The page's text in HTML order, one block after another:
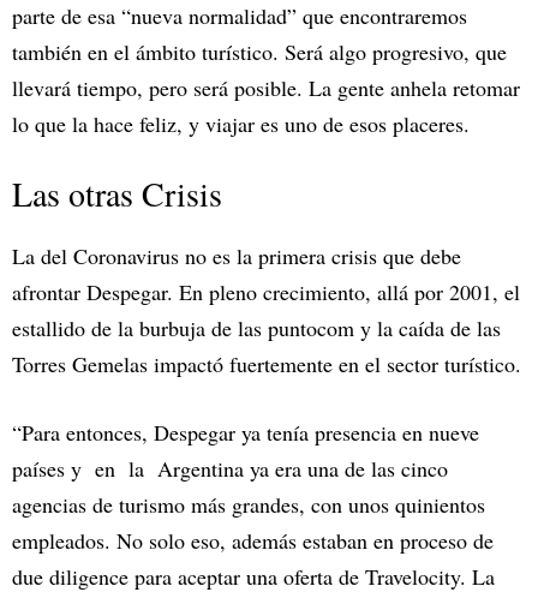
parte de esa “nueva normalidad” que encontraremos
también en el ámbito turístico. Será algo progresivo, que
llevará tiempo, pero será posible. La gente anhela retomar
lo que la hace feliz, y viajar es uno de esos placeres.
Las otras Crisis
La del Coronavirus no es la primera crisis que debe
afrontar Despegar. En pleno crecimiento, allá por 2001, el
estallido de la burbuja de las puntocom y la caída de las
Torres Gemelas impactó fuertemente en el sector turístico.
“Para entonces, Despegar ya tenía presencia en nueve
países y en la Argentina ya era una de las cinco
agencias de turismo más grandes, con unos quinientos
empleados. No solo eso, además estaban en proceso de
due diligence para aceptar una oferta de Travelocity. La